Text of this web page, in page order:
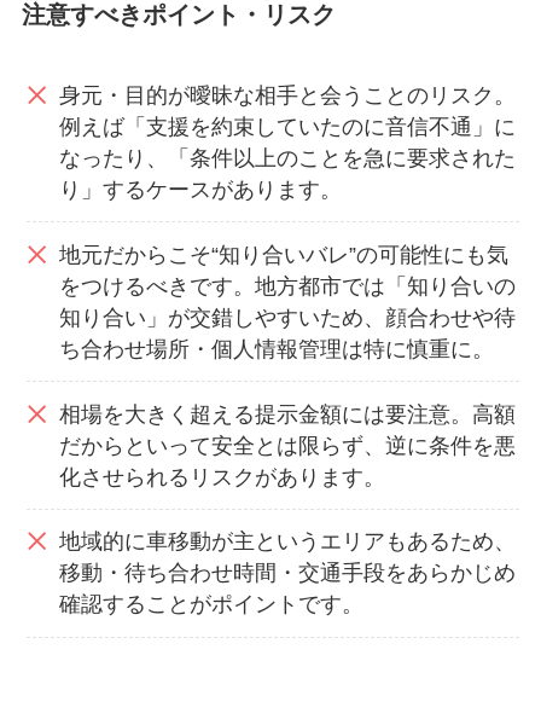
注意すべきポイント・リスク
身元・目的が曖昧な相手と会うことのリスク。
例えば「支援を約束していたのに音信不通」に
なったり、「条件以上のことを急に要求された
り」するケースがあります。
地元だからこそ“知り合いバレ”の可能性にも気
をつけるべきです。地方都市では「知り合いの
知り合い」が交錯しやすいため、顔合わせや待
ち合わせ場所・個人情報管理は特に慎重に。
相場を大きく超える提示金額には要注意。高額
だからといって安全とは限らず、逆に条件を悪
化させられるリスクがあります。
地域的に車移動が主というエリアもあるため、
移動・待ち合わせ時間・交通手段をあらかじめ
確認することがポイントです。